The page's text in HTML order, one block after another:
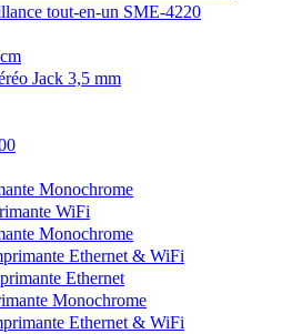
tout-en-un SME-4220
Jack 3,5 mm
Monochrome
WiFi
Monochrome
Ethernet & WiFi
Ethernet
Monochrome
Ethernet & WiFi